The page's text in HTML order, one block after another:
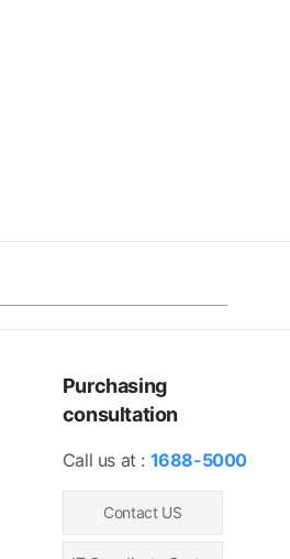
Purchasing
consultation
Call us at : 1688-5000
Contact US